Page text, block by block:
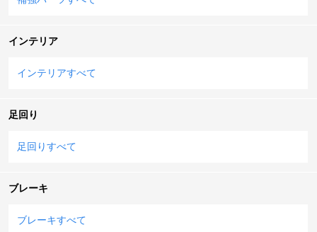
インテリア
インテリアすべて
足回り
足回りすべて
ブレーキ
ブレーキすべて